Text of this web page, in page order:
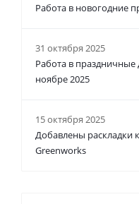
Работа в новогодние
31 октября 2025
Работа в праздничные
ноябре 2025
15 октября 2025
Добавлены раскладки
Greenworks